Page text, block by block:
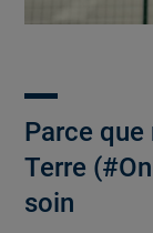
Parce que
Terre
soin